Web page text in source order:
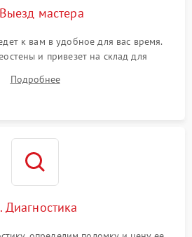
мастера
к вам в удобное для вас время.
и привезет на склад для
Подробнее
Диагностика